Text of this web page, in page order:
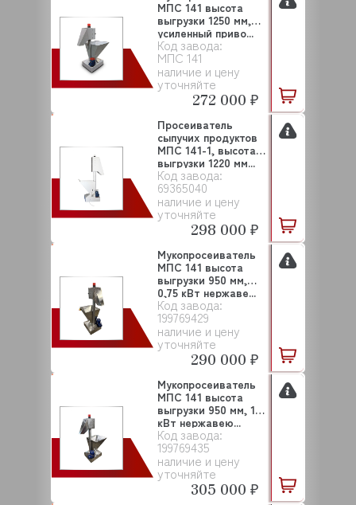
Код завода:
МПС 141
наличие и цену
уточняйте
МПС 141 высота
выгрузки 1250 мм,
усиленный приво...
272 000 ₽
Код завода:
69365040
наличие и цену
уточняйте
Просеиватель
сыпучих продуктов
МПС 141-1, высота
выгрузки 1220 мм...
298 000 ₽
Код завода:
199769429
наличие и цену
уточняйте
Мукопросеиватель
МПС 141 высота
выгрузки 950 мм,
0,75 кВт нержаве...
290 000 ₽
Код завода:
199769435
наличие и цену
уточняйте
Мукопросеиватель
МПС 141 высота
выгрузки 950 мм, 1,5
кВт нержавею...
305 000 ₽